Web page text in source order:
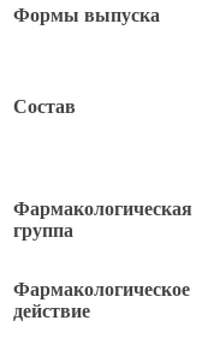
Формы выпуска
Состав
Фармакологическая
группа
Фармакологическое
действие